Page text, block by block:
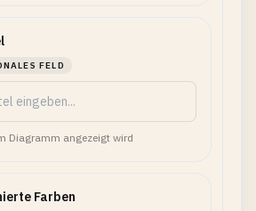
FELD
Diagramm angezeigt wird
Farben